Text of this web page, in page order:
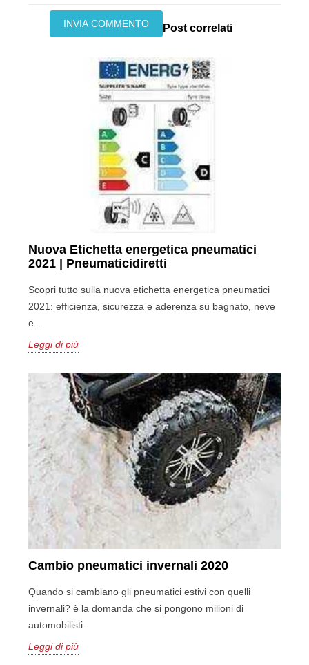
Post correlati
Nuova Etichetta energetica pneumatici
2021 | Pneumaticidiretti
Scopri tutto sulla nuova etichetta energetica pneumatici
2021: efficienza, sicurezza e aderenza su bagnato, neve
e...
Leggi di più
Cambio pneumatici invernali 2020
Quando si cambiano gli pneumatici estivi con quelli
invernali? è la domanda che si pongono milioni di
automobilisti.
Leggi di più